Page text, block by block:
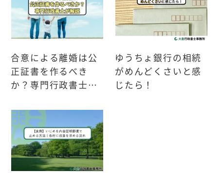
合意による離婚は公
正証書を作るべき
か？専門行政書士が
ゆうちょ銀行の相続
がめんどくさいと感
じたら！